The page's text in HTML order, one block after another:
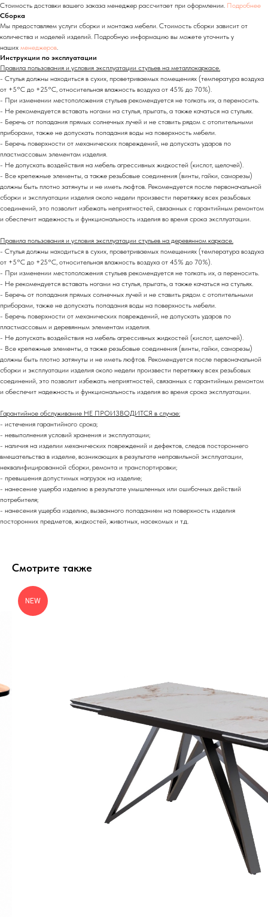
Стоимость доставки вашего заказа менеджер рассчитает при оформлении. Подробнее
Сборка
Мы предоставляем услуги сборки и монтажа мебели. Стоимость сборки зависит от
количества и моделей изделий. Подробную информацию вы можете уточнить у
наших менеджеров.
Инструкции по эксплуатации
Правила пользования и условия эксплуатации стульев на металлокаркасе.
- Стулья должны находиться в сухих, проветриваемых помещениях (температура воздуха
от +5°C до +25°C, относительная влажность воздуха от 45% до 70%).
- При изменении местоположения стульев рекомендуется не толкать их, а переносить.
- Не рекомендуется вставать ногами на стулья, прыгать, а также качаться на стульях.
- Беречь от попадания прямых солнечных лучей и не ставить рядом с отопительными
приборами, также не допускать попадания воды на поверхность мебели.
- Беречь поверхности от механических повреждений, не допускать ударов по
пластмассовым элементам изделия.
- Не допускать воздействия на мебель агрессивных жидкостей (кислот, щелочей).
- Все крепежные элементы, а также резьбовые соединения (винты, гайки, саморезы)
должны быть плотно затянуты и не иметь люфтов. Рекомендуется после первоначальной
сборки и эксплуатации изделия около недели произвести перетяжку всех резьбовых
соединений, это позволит избежать неприятностей, связанных с гарантийным ремонтом
и обеспечит надежность и функциональность изделия во время срока эксплуатации.
Правила пользования и условия эксплуатации стульев на деревянном каркасе.
- Стулья должны находиться в сухих, проветриваемых помещениях (температура воздуха
от +5°C до +25°C, относительная влажность воздуха от 45% до 70%).
- При изменении местоположения стульев рекомендуется не толкать их, а переносить.
- Не рекомендуется вставать ногами на стулья, прыгать, а также качаться на стульях.
- Беречь от попадания прямых солнечных лучей и не ставить рядом с отопительными
приборами, также не допускать попадания воды на поверхность мебели.
- Беречь поверхности от механических повреждений, не допускать ударов по
пластмассовым и деревянным элементам изделия.
- Не допускать воздействия на мебель агрессивных жидкостей (кислот, щелочей).
- Все крепежные элементы, а также резьбовые соединения (винты, гайки, саморезы)
должны быть плотно затянуты и не иметь люфтов. Рекомендуется после первоначальной
сборки и эксплуатации изделия около недели произвести перетяжку всех резьбовых
соединений, это позволит избежать неприятностей, связанных с гарантийным ремонтом
и обеспечит надежность и функциональность изделия во время срока эксплуатации.
Гарантийное обслуживание НЕ ПРОИЗВОДИТСЯ в случае:
- истечения гарантийного срока;
- невыполнения условий хранения и эксплуатации;
- наличия на изделии механических повреждений и дефектов, следов постороннего
вмешательства в изделие, возникающих в результате неправильной эксплуатации,
неквалифицированной сборки, ремонта и транспортировки;
- превышения допустимых нагрузок на изделие;
- нанесение ущерба изделию в результате умышленных или ошибочных действий
потребителя;
- нанесения ущерба изделию, вызванного попаданием на поверхность изделия
посторонних предметов, жидкостей, животных, насекомых и т.д.
Смотрите также
NEW